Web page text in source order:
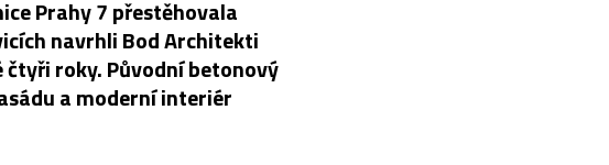
Prahy 7 přestěhovala
navrhli Bod Architekti
roky. Původní betonový
a moderní interiér